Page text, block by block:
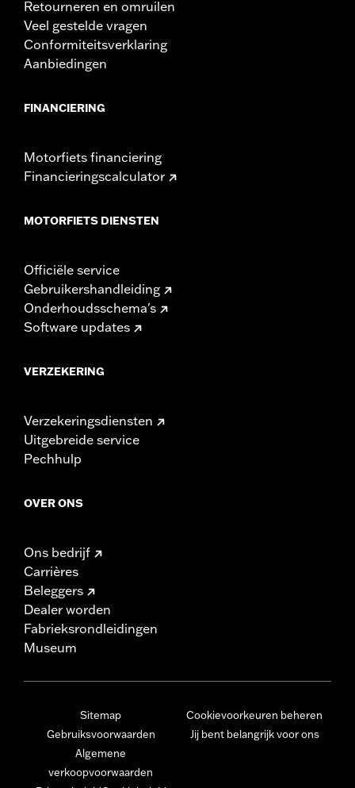
Retourneren en omruilen
Veel gestelde vragen
Conformiteitsverklaring
Aanbiedingen
FINANCIERING
Motorfiets financiering
Financieringscalculator
MOTORFIETS DIENSTEN
Officiële service
Gebruikershandleiding
Onderhoudsschema's
Software updates
VERZEKERING
Verzekeringsdiensten
Uitgebreide service
Pechhulp
OVER ONS
Ons bedrijf
Carrières
Beleggers
Dealer worden
Fabrieksrondleidingen
Museum
Sitemap
Gebruiksvoorwaarden
Algemene
verkoopvoorwaarden
Cookievoorkeuren beheren
Jij bent belangrijk voor ons